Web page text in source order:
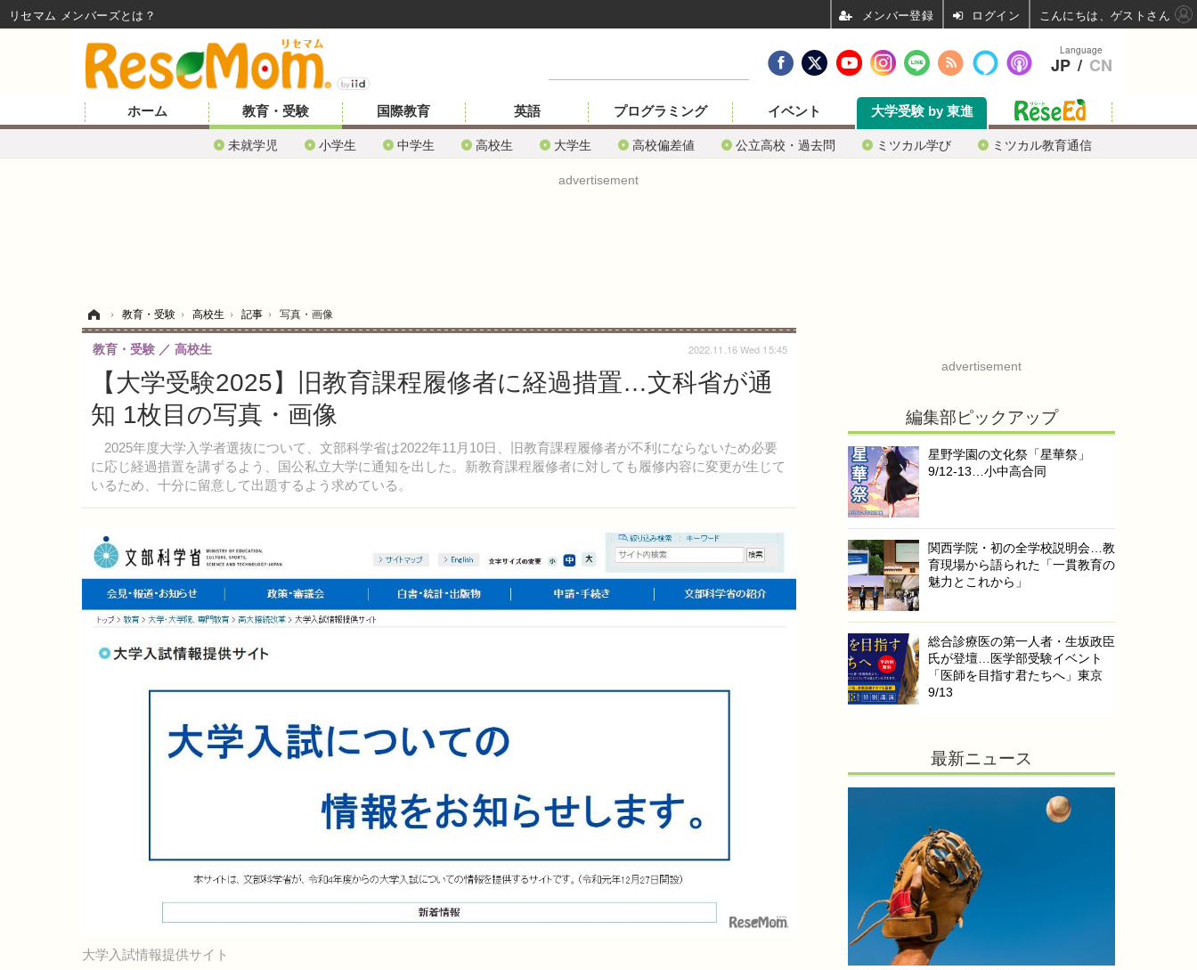
ホーム 教育・受験
未就学児 小学生 中学生 高校生 大学生 高校偏差値 公立高校・過去問 ミツカル学び ミツカル教育通信
国際教育 英語 プログラミング イベント 大学受験 by 東進
advertisement
› 教育・受験 › 高校生 › 記事 › 写真・画像
【大学受験2025】旧教育課程履修者に経過措置…文科省が通
知 1枚目の写真・画像
2025年度大学入学者選抜について、文部科学省は2022年11月10日、旧教育課程履修者が不利にならないため必要
に応じ経過措置を講ずるよう、国公私立大学に通知を出した。新教育課程履修者に対しても履修内容に変更が生じて
いるため、十分に留意して出題するよう求めている。
教育・受験 高校生 2022.11.16 Wed 15:45
大学入試情報提供サイト
advertisement
編集部ピックアップ
星野学園の文化祭「星華祭」
9/12-13…小中高合同
関西学院・初の全学校説明会…教
育現場から語られた「一貫教育の
魅力とこれから」
総合診療医の第一人者・生坂政臣
氏が登壇…医学部受験イベント
「医師を目指す君たちへ」東京
9/13
最新ニュース
Language
JP / CN
リセマム メンバーズ ログイン こんにちは、ゲストさん